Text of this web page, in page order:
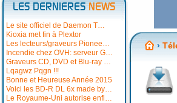
LES DERNIERESNEWS
Le site officiel de Daemon T…
Kioxia met fin à Plextor
Les lecteurs/graveurs Pionee…
Incendie chez OVH: serveur G…
Graveurs CD, DVD et Blu-ray …
Lqagwz Pqgn !!!
Bonne et Heureuse Année 2015
Voici les BD-R DL 6x made by…
Le Royaume-Uni autorise enfi…
›